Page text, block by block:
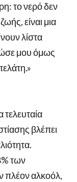
το νερό δεν
είναι μια
λίστα
μου όμως
τελευταία
βλέπει
των
πλέον αλκοόλ,